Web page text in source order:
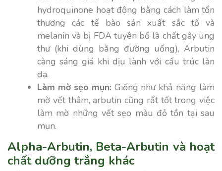
hydroquinone hoạt động bằng cách làm tổn
thương các tế bào sản xuất sắc tố và
melanin và bị FDA tuyên bố là chất gây ung
thư (khi dùng bằng đường uống), Arbutin
càng sáng giá khi dịu lành với cấu trúc làn
da.
Làm mờ sẹo mụn: Giống như khả năng làm
mờ vết thâm, arbutin cũng rất tốt trong việc
làm mờ những vết sẹo màu đỏ tồn tại sau
mụn.
Alpha-Arbutin, Beta-Arbutin và hoạt
chất dưỡng trắng khác